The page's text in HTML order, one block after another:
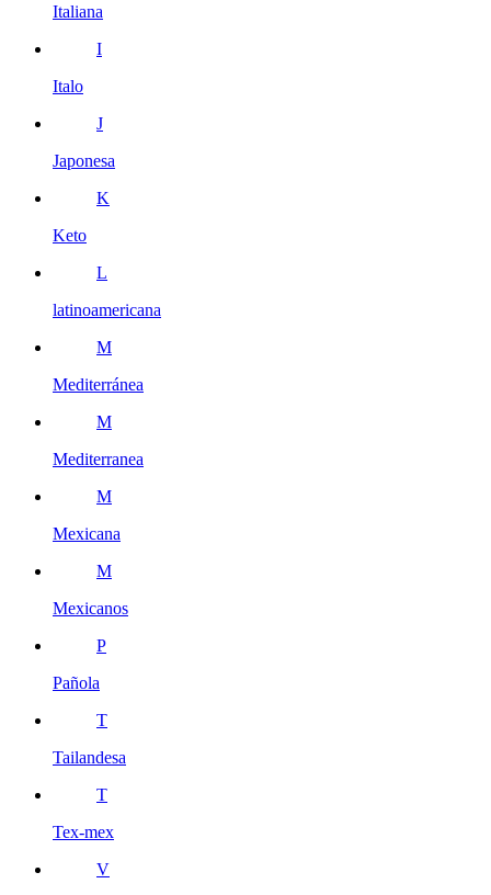
Italiana
I
Italo
J
Japonesa
K
Keto
L
latinoamericana
M
Mediterránea
M
Mediterranea
M
Mexicana
M
Mexicanos
P
Pañola
T
Tailandesa
T
Tex-mex
V